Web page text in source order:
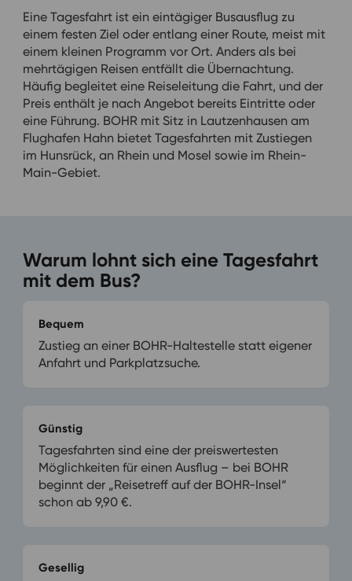
Eine Tagesfahrt ist ein eintägiger Busausflug zu
einem festen Ziel oder entlang einer Route, meist mit
einem kleinen Programm vor Ort. Anders als bei
mehrtägigen Reisen entfällt die Übernachtung.
Häufig begleitet eine Reiseleitung die Fahrt, und der
Preis enthält je nach Angebot bereits Eintritte oder
eine Führung. BOHR mit Sitz in Lautzenhausen am
Flughafen Hahn bietet Tagesfahrten mit Zustiegen
im Hunsrück, an Rhein und Mosel sowie im Rhein-
Main-Gebiet.
Warum lohnt sich eine Tagesfahrt
mit dem Bus?
Bequem
Zustieg an einer BOHR-Haltestelle statt eigener
Anfahrt und Parkplatzsuche.
Günstig
Tagesfahrten sind eine der preiswertesten
Möglichkeiten für einen Ausflug – bei BOHR
beginnt der „Reisetreff auf der BOHR-Insel“
schon ab 9,90 €.
Gesellig